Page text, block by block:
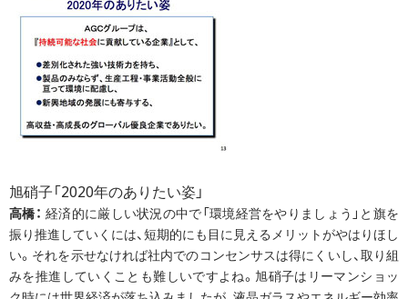
旭硝子「2020年のありたい姿」
高橋： 経済的に厳しい状況の中で「環境経営をやりましょう」と旗を
振り推進していくには、短期的にも目に見えるメリットがやはりほし
い。それを示せなければ社内でのコンセンサスは得にくいし、取り組
みを推進していくことも難しいですよね。旭硝子はリーマンショッ